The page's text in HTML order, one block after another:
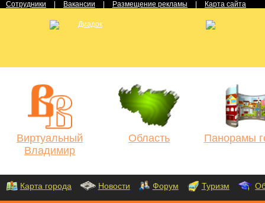
Сотрудники Вакансии Размещение рекламы Карта сайта
Виртуальный
Владимир
Область Панорамы
Карта города Новости Форум Туризм